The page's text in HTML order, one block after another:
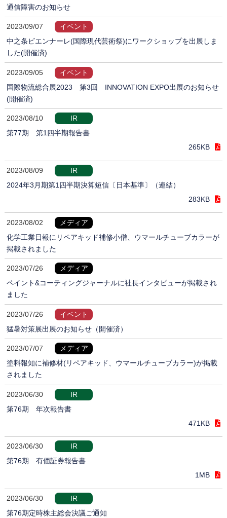
通信障害のお知らせ
2023/09/07
イベント
中之条ビエンナーレ(国際現代芸術祭)にワークショップを出展しま
した(開催済)
2023/09/05
イベント
国際物流総合展2023 第3回 INNOVATION EXPO出展のお知らせ
(開催済)
2023/08/10
IR
第77期 第1四半期報告書
265KB
2023/08/09
IR
2024年3月期第1四半期決算短信〔日本基準〕（連結）
283KB
2023/08/02
メディア
化学工業日報にリペアキッド補修小僧、ウマールチューブカラーが
掲載されました
2023/07/26
メディア
ペイント&コーティングジャーナルに社長インタビューが掲載され
ました
2023/07/26
イベント
猛暑対策展出展のお知らせ（開催済）
2023/07/07
メディア
塗料報知に補修材(リペアキッド、ウマールチューブカラー)が掲載
されました
2023/06/30
IR
第76期 年次報告書
471KB
2023/06/30
IR
第76期 有価証券報告書
1MB
2023/06/30
IR
第76期定時株主総会決議ご通知